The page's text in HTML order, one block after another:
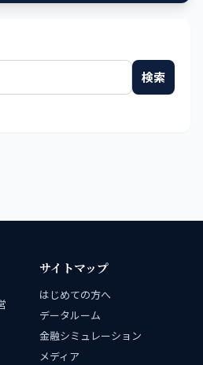
検索
サイトマップ
はじめての方へ
データルーム
金融シミュレーション
メディア